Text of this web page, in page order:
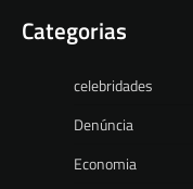
Categorias
celebridades
Denúncia
Economia